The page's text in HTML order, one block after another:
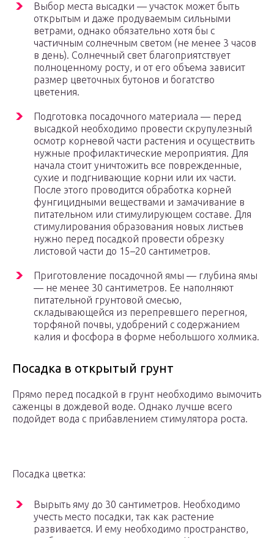
Выбор места высадки — участок может быть
открытым и даже продуваемым сильными
ветрами, однако обязательно хотя бы с
частичным солнечным светом (не менее 3 часов
в день). Солнечный свет благоприятствует
полноценному росту, и от его объема зависит
размер цветочных бутонов и богатство
цветения.
Подготовка посадочного материала — перед
высадкой необходимо провести скрупулезный
осмотр корневой части растения и осуществить
нужные профилактические мероприятия. Для
начала стоит уничтожить все поврежденные,
сухие и подгнивающие корни или их части.
После этого проводится обработка корней
фунгицидными веществами и замачивание в
питательном или стимулирующем составе. Для
стимулирования образования новых листьев
нужно перед посадкой провести обрезку
листовой части до 15–20 сантиметров.
Приготовление посадочной ямы — глубина ямы
— не менее 30 сантиметров. Ее наполняют
питательной грунтовой смесью,
складывающейся из перепревшего перегноя,
торфяной почвы, удобрений с содержанием
калия и фосфора в форме небольшого холмика.
Посадка в открытый грунт
Прямо перед посадкой в грунт необходимо вымочить
саженцы в дождевой воде. Однако лучше всего
подойдет вода с прибавлением стимулятора роста.
Посадка цветка:
Вырыть яму до 30 сантиметров. Необходимо
учесть место посадки, так как растение
развивается. И ему необходимо пространство,